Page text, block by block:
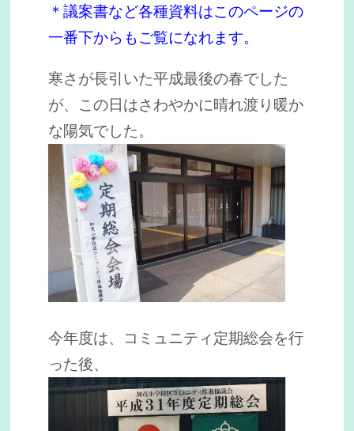
＊議案書など各種資料はこのページの
一番下からもご覧になれます。
寒さが長引いた平成最後の春でした
が、この日はさわやかに晴れ渡り暖か
な陽気でした。
今年度は、コミュニティ定期総会を行
った後、